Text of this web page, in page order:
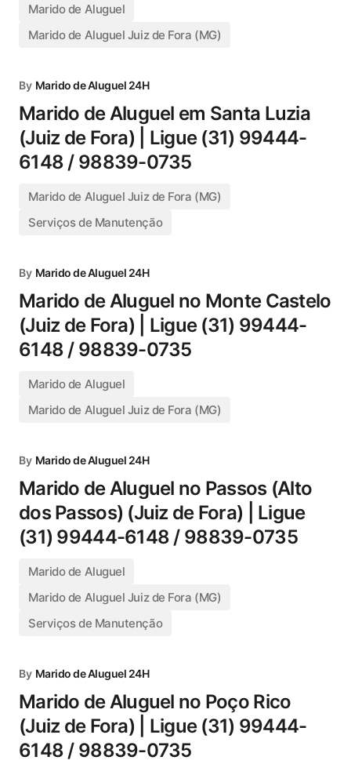
Marido de Aluguel
Marido de Aluguel Juiz de Fora (MG)
By Marido de Aluguel 24H
Marido de Aluguel em Santa Luzia
(Juiz de Fora) | Ligue (31) 99444-
6148 / 98839-0735
Marido de Aluguel Juiz de Fora (MG)
Serviços de Manutenção
By Marido de Aluguel 24H
Marido de Aluguel no Monte Castelo
(Juiz de Fora) | Ligue (31) 99444-
6148 / 98839-0735
Marido de Aluguel
Marido de Aluguel Juiz de Fora (MG)
By Marido de Aluguel 24H
Marido de Aluguel no Passos (Alto
dos Passos) (Juiz de Fora) | Ligue
(31) 99444-6148 / 98839-0735
Marido de Aluguel
Marido de Aluguel Juiz de Fora (MG)
Serviços de Manutenção
By Marido de Aluguel 24H
Marido de Aluguel no Poço Rico
(Juiz de Fora) | Ligue (31) 99444-
6148 / 98839-0735